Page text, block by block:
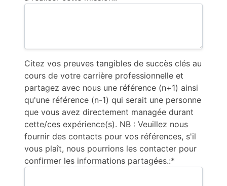
Citez vos preuves tangibles de succès clés au
cours de votre carrière professionnelle et
partagez avec nous une référence (n+1) ainsi
qu'une référence (n-1) qui serait une personne
que vous avez directement managée durant
cette/ces expérience(s). NB : Veuillez nous
fournir des contacts pour vos références, s'il
vous plaît, nous pourrions les contacter pour
confirmer les informations partagées.:*